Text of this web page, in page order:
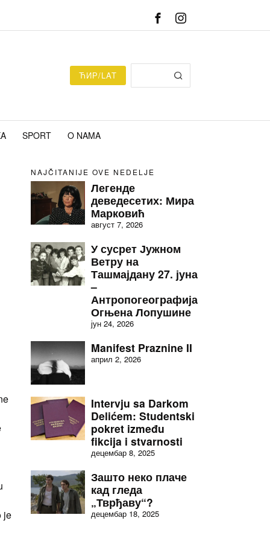
ЋИР/LAT
SPORT O NAMA
je
NAJČITANIJE OVE NEDELJE
Легенде
деведесетих: Мира
Марковић
август 7, 2026
У сусрет Јужном
Ветру на
Ташмајдану 27. јуна
–
Антропогеографија
Огњена Лопушине
јун 24, 2026
Manifest Praznine II
април 2, 2026
Intervju sa Darkom
Delićem: Studentski
pokret između
fikcija i stvarnosti
децембар 8, 2025
Зашто неко плаче
кад гледа
„Тврђаву“?
децембар 18, 2025